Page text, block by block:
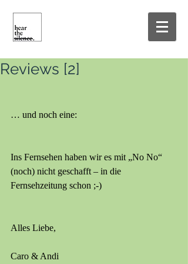
Reviews [2]
… und noch eine:
Ins Fernsehen haben wir es mit „No No“
(noch) nicht geschafft – in die
Fernsehzeitung schon ;-)
Alles Liebe,
Caro & Andi